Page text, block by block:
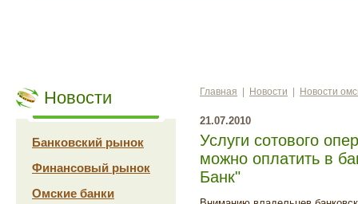
Новости
Банковский рынок
Финансовый рынок
Омские банки
Главная Новости Новости
21.07.2010
Услуги сотового
можно оплатить в
Банк"